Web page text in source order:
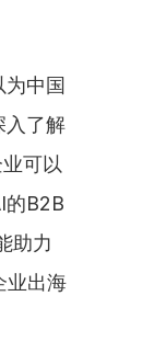
为中国
入了解
可以
的B2B
助力
业出海